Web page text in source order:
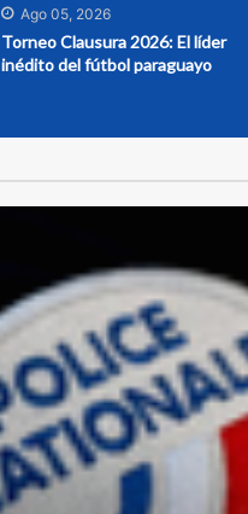
Ago 05, 2026
Torneo Clausura 2026: El líder
inédito del fútbol paraguayo